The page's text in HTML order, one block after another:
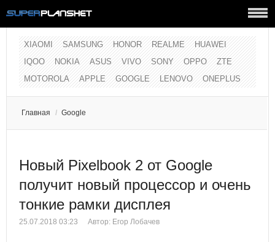
XIAOMI SAMSUNG HONOR REALME
HUAWEI
IQOO
NOKIA ASUS VIVO SONY OPPO
ZTE
MOTOROLA
APPLE GOOGLE LENOVO ONEPLUS
Главная / Google
Новый Pixelbook 2 от Google
получит новый процессор и очень
тонкие рамки дисплея
25.07.2018 03:23 Автор: Егор Лобачев